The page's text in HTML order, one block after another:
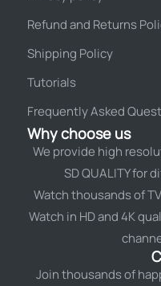
Refund and Returns
Shipping Policy
Tutorials
Frequently Asked
Why choose us
We provide high
SD QUALITY for
Watch thousands of
Watch in HD and 4K
Join thousands of